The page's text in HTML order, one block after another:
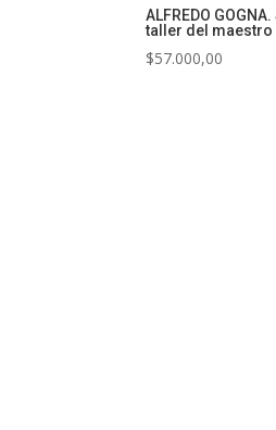
ALFREDO
taller del maestro
$57.000,00